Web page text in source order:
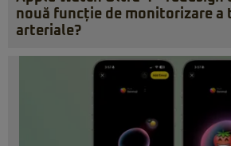
nouă funcție de monitorizare a
arteriale?